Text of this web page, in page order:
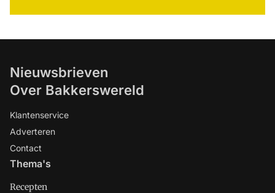
Nieuwsbrieven
Over Bakkerswereld
Klantenservice
Adverteren
Contact
Thema's
Recepten